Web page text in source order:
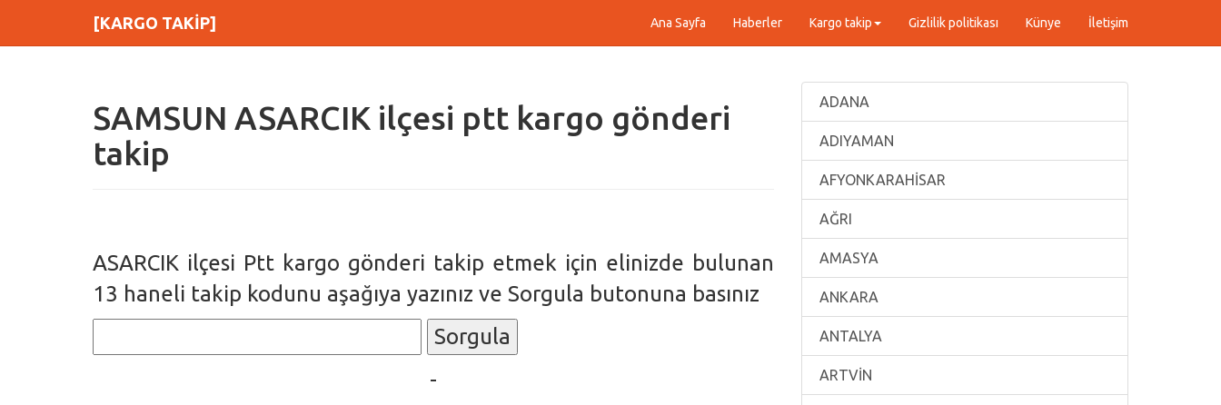
[KARGO TAKİP] Ana Sayfa Haberler Kargo takip Gizlilik politikası Künye İletişim
SAMSUN ASARCIK ilçesi ptt kargo gönderi
takip
ASARCIK ilçesi Ptt kargo gönderi takip etmek için elinizde bulunan
13 haneli takip kodunu aşağıya yazınız ve Sorgula butonuna basınız
Sorgula
-
ADANA
ADIYAMAN
AFYONKARAHİSAR
AĞRI
AMASYA
ANKARA
ANTALYA
ARTVİN